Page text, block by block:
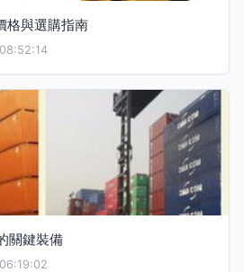
格與選購指南
關鍵裝備